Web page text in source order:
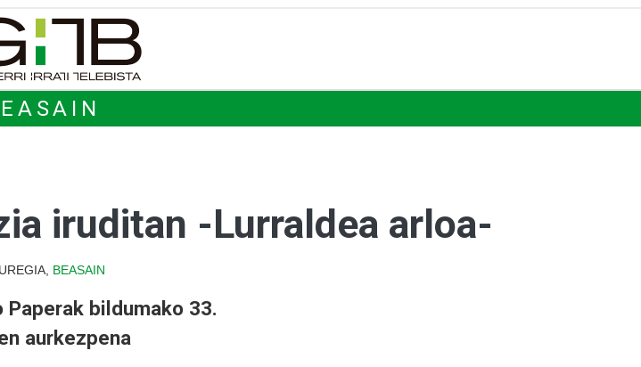
iruditan -Lurraldea arloa-
BEASAIN
Paperak bildumako 33.
aurkezpena